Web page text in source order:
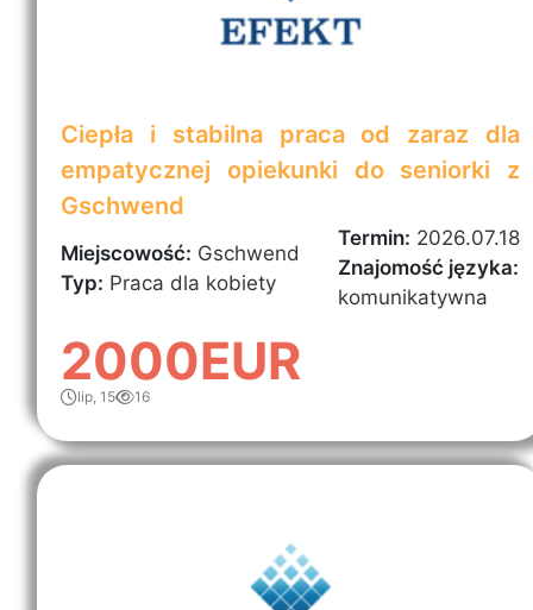
Ciepła i stabilna praca od zaraz dla
empatycznej opiekunki do seniorki z
Gschwend
Miejscowość: Gschwend
Typ: Praca dla kobiety
Termin: 2026.07.18
Znajomość języka:
komunikatywna
2000EUR
lip, 15 16